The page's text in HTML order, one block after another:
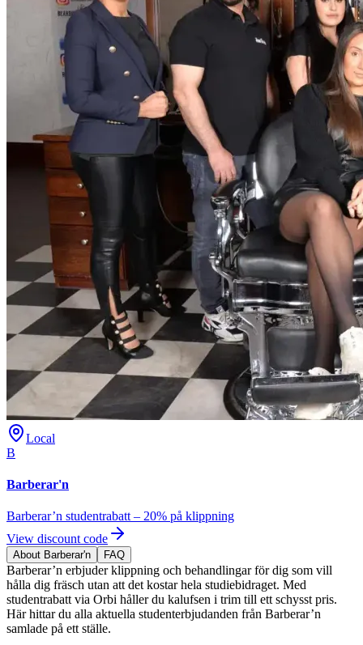
Local
B
Barberar'n
Barberar’n studentrabatt – 20% på klippning
View discount code
About Barberar'n FAQ
Barberar’n erbjuder klippning och behandlingar för dig som vill
hålla dig fräsch utan att det kostar hela studiebidraget. Med
studentrabatt via Orbi håller du kalufsen i trim till ett schysst pris.
Här hittar du alla aktuella studenterbjudanden från Barberar’n
samlade på ett ställe.